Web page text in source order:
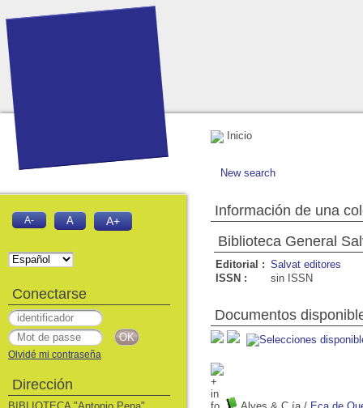
Inicio
New search
Información de una
Biblioteca General
Editorial : Salvat editores
ISSN :
sin ISSN
Documentos
A- A A+
Conectarse
Olvidé mi contraseña
Dirección